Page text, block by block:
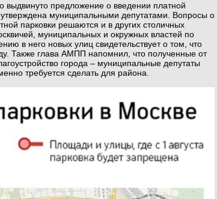
выдвинуто предложение о введении платной
муниципальными депутатами. Вопросы о
парковки решаются и в других столичных
муниципальных и окружных властей по
в него новых улиц свидетельствует о том, что
Также глава АМПП напомнил, что полученные от
города – муниципальные депутаты
требуется сделать для района.